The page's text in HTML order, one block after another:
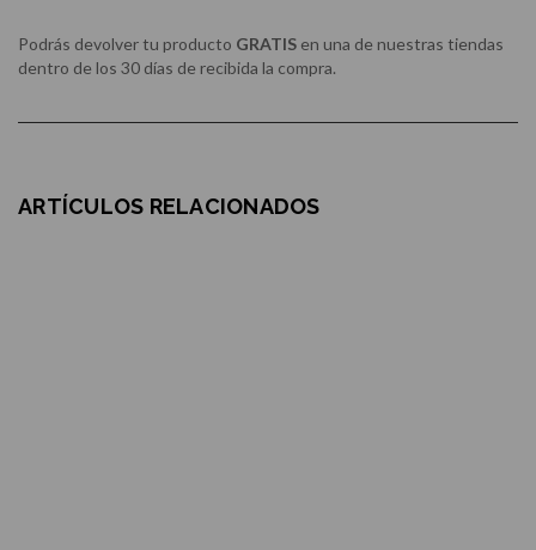
Podrás devolver tu producto GRATIS en una de nuestras tiendas
dentro de los 30 días de recibida la compra.
ARTÍCULOS RELACIONADOS